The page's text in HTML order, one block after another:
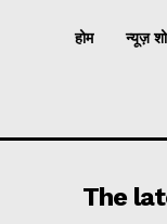
होम न्यूज़
The